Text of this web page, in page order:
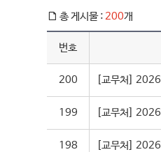
총 게시물 :200개
번호
200 [교무처] 2026
199 [교무처] 2026
198 [교무처] 2026